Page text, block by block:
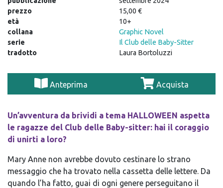
prezzo
15,00 €
età
10+
collana
Graphic Novel
serie
Il Club delle Baby-Sitter
tradotto
Laura Bortoluzzi
Anteprima Acquista
Un’avventura da brividi a tema HALLOWEEN aspetta
le ragazze del Club delle Baby-sitter: hai il coraggio
di unirti a loro?
Mary Anne non avrebbe dovuto cestinare lo strano
messaggio che ha trovato nella cassetta delle lettere. Da
quando l’ha fatto, guai di ogni genere perseguitano il